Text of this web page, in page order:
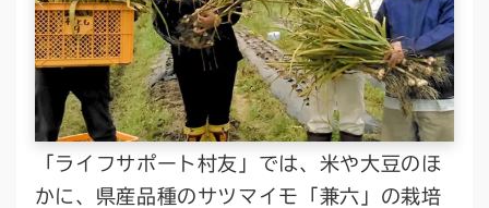
「ライフサポート村友」では、米や大豆のほ
かに、県産品種のサツマイモ「兼六」の栽培